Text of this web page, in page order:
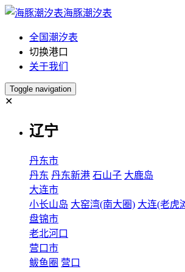
海豚潮汐表
全国潮汐表
切换港口
关于我们
Toggle navigation
✕
辽宁
丹东市
丹东 丹东新港 石山子 大鹿岛
大连市
小长山岛 大窑湾(南大圈) 大连(老虎
盘锦市
老北河口
营口市
鲅鱼圈 营口